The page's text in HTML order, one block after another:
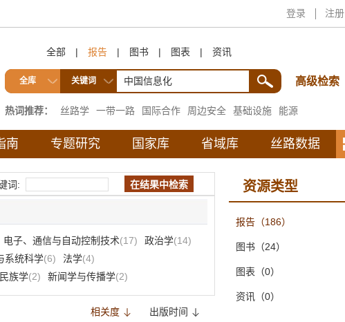
登录 注册
全部 | 报告 | 图书 | 图表 | 资讯
全库 关键词 高级检索
热词推荐： 丝路学 一带一路 国际合作 周边安全 基础设施
能源
互联互通
南 专题研究 国家库 省域库 丝路数据
词:
电子、通信与自动控制技术(17) 政治学(14)
系统科学(6) 法学(4)
民族学(2) 新闻学与传播学(2)
相关度 出版时间
资源类型
报告 （186）
图书 （24）
图表 （0）
资讯 （0）